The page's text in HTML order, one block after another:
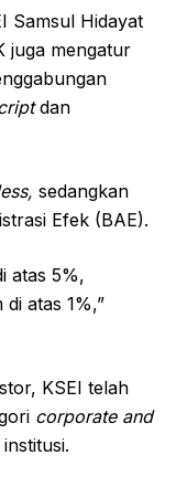
Samsul Hidayat
juga mengatur
dan
sedangkan
Efek (BAE).
atas 5%,
atas 1%,”
KSEI telah
corporate and